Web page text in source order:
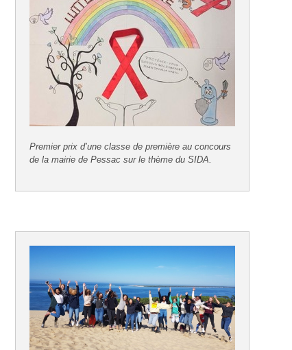
Premier prix d’une classe de première au concours
de la mairie de Pessac sur le thème du SIDA.